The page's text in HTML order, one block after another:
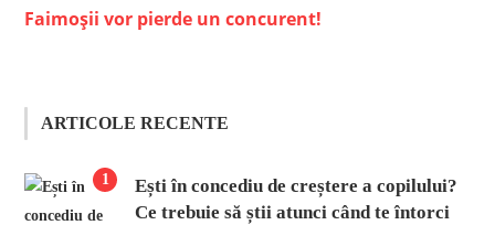
Faimoșii vor pierde un concurent!
ARTICOLE RECENTE
1
Ești în concediu de creștere a copilului?
Ce trebuie să știi atunci când te întorci